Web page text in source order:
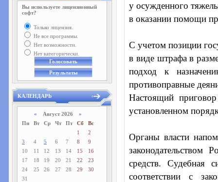
Вы используете лицензионный
софт?
Только лицензия.
Не все программы.
Нет возможности.
Нет категорически.
КАЛЕНДАРЬ
« Август 2026 »
Пн
Вт Ср Чт Пт Сб
Вс
1
2
3
4 5 6 7 8
9
10
11 12 13 14 15
16
17
18 19 20 21 22
23
24
25 26 27 28 29
30
31
у осужденного
в оказании помощи
С учетом позиции
в виде штрафа в
подход к
противоправные
Настоящий
установленном
Органы власти
законодательством
средств. Судебная
соответствии с